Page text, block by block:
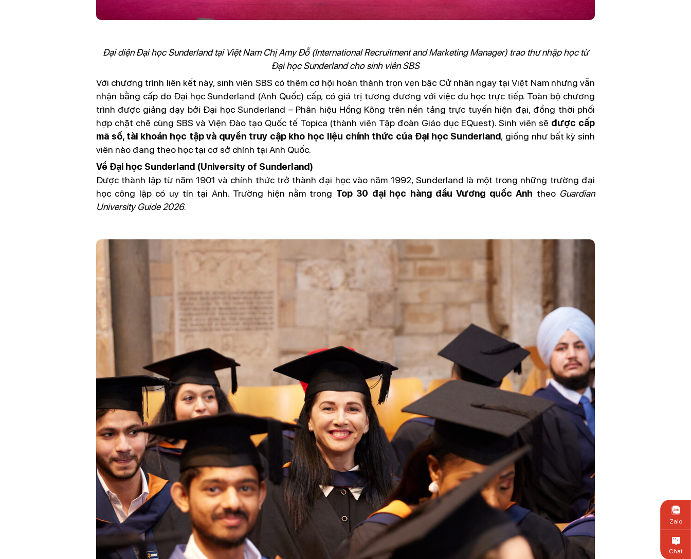
Đại diện Đại học Sunderland tại Việt Nam Chị Amy Đỗ (International Recruitment and Marketing Manager) trao thư nhập học từ
Đại học Sunderland cho sinh viên SBS
Với chương trình liên kết này, sinh viên SBS có thêm cơ hội hoàn thành trọn vẹn bậc Cử nhân ngay tại Việt Nam nhưng vẫn
nhận bằng cấp do Đại học Sunderland (Anh Quốc) cấp, có giá trị tương đương với việc du học trực tiếp. Toàn bộ chương
trình được giảng dạy bởi Đại học Sunderland – Phân hiệu Hồng Kông trên nền tảng trực tuyến hiện đại, đồng thời phối
hợp chặt chẽ cùng SBS và Viện Đào tạo Quốc tế Topica (thành viên Tập đoàn Giáo dục EQuest). Sinh viên sẽ được cấp
mã số, tài khoản học tập và quyền truy cập kho học liệu chính thức của Đại học Sunderland, giống như bất kỳ sinh
viên nào đang theo học tại cơ sở chính tại Anh Quốc.
Về Đại học Sunderland (University of Sunderland)
Được thành lập từ năm 1901 và chính thức trở thành đại học vào năm 1992, Sunderland là một trong những trường đại
học công lập có uy tín tại Anh. Trường hiện nằm trong Top 30 đại học hàng đầu Vương quốc Anh theo Guardian
University Guide 2026.
Zalo
Chat